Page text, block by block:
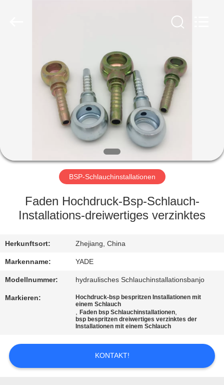
PRODUKTE
FABRIK-
AUSFLUG
QUALITÄTSKONTROLLE
TRETEN
SIE
MIT
UNS
VERBINDUNG
FORDERN
SIE
BSP-Schlauchinstallationen
Faden Hochdruck-Bsp-Schlauch-
Installations-dreiwertiges verzinktes
Herkunftsort: Zhejiang, China
Markenname: YADE
Modellnummer: hydraulisches Schlauchinstallationsbanjo
Markieren:
Hochdruck-bsp bespritzen Installationen mit
einem Schlauch
,Faden bsp Schlauchinstallationen,
bsp bespritzen dreiwertiges verzinktes der
Installationen mit einem Schlauch
KONTAKT!